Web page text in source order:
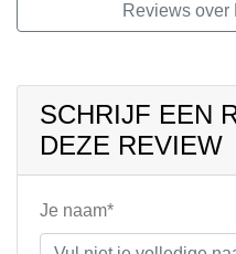
Reviews over
SCHRIJF EEN
DEZE REVIEW
Je naam*